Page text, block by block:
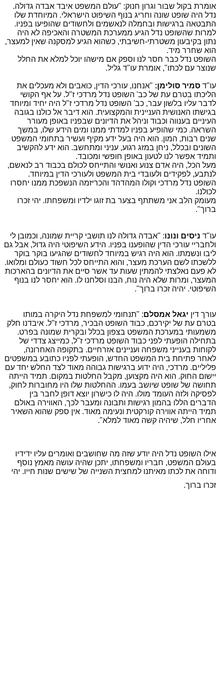
אומרת בקול שבור וגרון חנוק: "עולם המשפט איבד אבדה גדולה.
נדל היה שופט שונה וחריג בנוף השיפוט הישראלי. המיוחדת שלו
התבטאה ברגישות ובחמלה לנאשמים ולחשודים שהופיעו בפניו.
למרות שהשופט נדל הגיע ממערכת המשטרה והאכיפה לא היה
נתון בקיבעון משטרתי-חשיבתי, כשהוא הגיע למסקנה שאין למעצר,
הוא שחרר מיד.
השופט נדל כבר חסר לנו וספק אם מישהו יוכל למלא את החלל
שנוצר עם לכתו", אומרת עו"ד גליל.
עו"ד סמיר סולימן: "אנחנו, עורכי הדין, כואבים ולא מעכלים את
הליכתו בטרם עת של כב' השופט נדל מרדכי ז"ל. על אף הקושי
לדבר עליו בלשון עבר, כב' השופט נדל מרדכי ז"ל היה יחיד ומיוחד
בגישתו האנושית העניינית והמקצועית. הוא דיבר אל כולנו בגובה
העיניים בענווה וכבוד וניהל את הדיונים שבפניו באופן מעורר
השראה. כמי שהופיע בפניו למדתי ממנו ומים הידע שלו, במשך
שנים רבות, המון. הוא היה בעל ידע מקיף ועשיר בתחומי המשפט
השונים ובכלל, ניחן במזג רגוע, עניני ומתחשב. הוא ידע להקשיב
ותמיד אפשר לנו לטעון באופן חופשי ומכובד.
מעל הכל, היה אדם צנוע ואנושי והתייחס לכולם בכבוד רב לנאשם,
לנתבע, לפקידים ולעובדי בית המשפט ולעורכי הדין במיוחד.
השופט נדל מרדכי וקולו המהדהד והכריזמה הנשפכת ממנו יחסרו
לכולנו.
מעומק הלב אני משתתף בצער בת זוגו ילדיו ומשפחתו. יהי זכרו
ברוך".
עו"ד ניסים ונונו: "אבדה גדולה לנו תושבי קריית שמונה, וכמובן לי
ולחבריי עורכי הדין שהופענו בפניו. הידע השיפוטי היה גדול, אבל גם
ליבו ונשמתו. הוא היה רגיש במיוחד לחשודים שהגיעו בוקר בוקר
ללשכתו לשם הערכת מעצר, והוא התייחס לכל חשוד כעולם ומלואו.
לא פעם נאלצתי להמתין שעות עד אשר סיים את הדיונים בהארכות
המעצר, ומרות שלא היה נוח, הבנו וסלחנו לו. הוא יחסר לנו בנוף
השיפוטי. יהיה זכרו ברוך".
עורך דין יגאל אמסלם: "תנחומי למשפחת נדל היקרה במותו
בטרם עת של יקירכם, כבוד השופט הבכיר, מרדכי ז"ל. איבדנו חלק
משמעותי במערכת המשפט בצפון בכלל ובקרית שמונה בפרט.
בתחילה הופעתי לפני כבוד השופט מרדכי ז"ל, כמייצג צדדי של
לקוחות בענייני משפחה ועניינים אזרחיים. בתקופה האחרונה,
לאחר פתיחת בית המשפט החדש, הופעתי לפניו כתובע במשפטים
פליליים. מרדכי, היה ידוע ברגישות גבוהה מאוד לצד החלש יחד עם
יישום החוק. הוא היה מקצוען, מקבל החלטות במקום. תמיד הייתה
תחושה של שופט שיושב בעמו. ההחלטות שלו היו מחוברות לחוק,
לפסיקה ולזה העומד מולו. היה לו כישרון יוצא דופן לחבר בין
הדברים הללו בהמון רגישות ותבונה ומעבר לכך, האווירה באולם
תמיד הייתה אווירה קורקטית ונעימה מאוד. אין ספק שהוא השאיר
אחריו חלל, שיהיה קשה מאוד למלא".
אילו השופט נדל היה יודע שזה מה שחושבים ואומרים עליו ידידיו
בעולם המשפט, חבריו ומשפחתו, יתכן שהיה עושה מאמץ נוסף
ודוחה את לכתו מאיתנו למחצית השנייה של שישים שנות חייו. יהי
זכרו ברוך.